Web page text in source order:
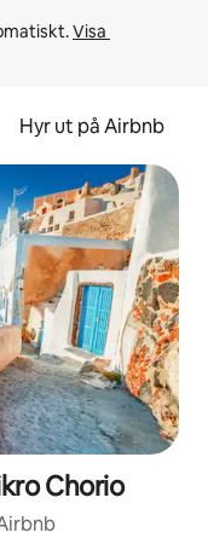
Visa
Hyr ut på Airbnb
Chorio